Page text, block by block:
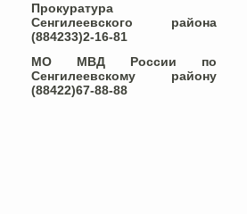
Прокуратура
Сенгилеевского района
(884233)2-16-81
МО МВД России по
Сенгилеевскому району
(88422)67-88-88